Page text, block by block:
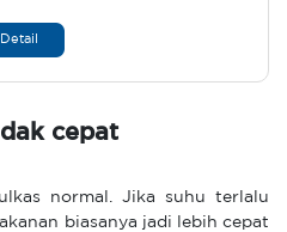
Detail
cepat
normal. Jika suhu terlalu
biasanya jadi lebih cepat